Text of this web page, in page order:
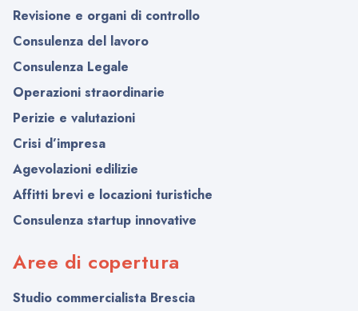
Revisione e organi di controllo
Consulenza del lavoro
Consulenza Legale
Operazioni straordinarie
Perizie e valutazioni
Crisi d’impresa
Agevolazioni edilizie
Affitti brevi e locazioni turistiche
Consulenza startup innovative
Aree di copertura
Studio commercialista Brescia